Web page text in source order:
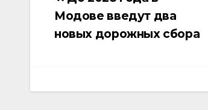
по
Модове введут два
новых дорожных сбора